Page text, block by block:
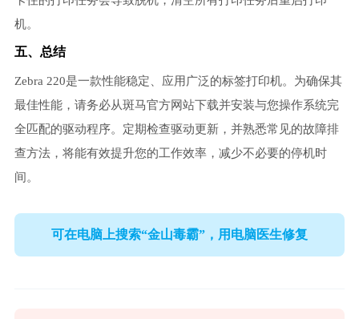
机。
五、总结
Zebra 220是一款性能稳定、应用广泛的标签打印机。为确保其
最佳性能，请务必从斑马官方网站下载并安装与您操作系统完
全匹配的驱动程序。定期检查驱动更新，并熟悉常见的故障排
查方法，将能有效提升您的工作效率，减少不必要的停机时
间。
可在电脑上搜索“金山毒霸”，用电脑医生修复